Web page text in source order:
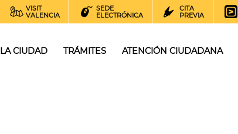
VISIT
VALENCIA
SEDE
ELECTRÓNICA
CITA
PREVIA
LA CIUDAD TRÁMITES ATENCIÓN CIUDADANA